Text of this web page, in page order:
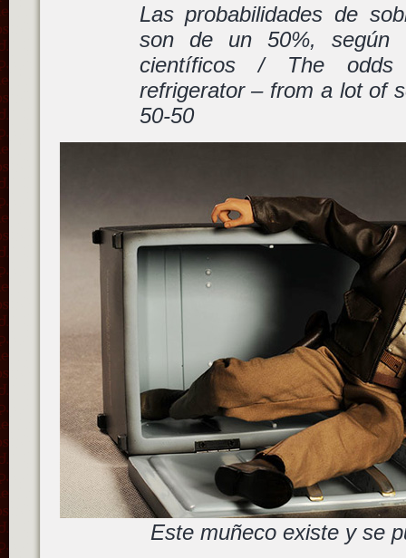
Las probabilidades de
son de un 50%, según
científicos / The
refrigerator – from a lot of
50-50
Este muñeco existe y se